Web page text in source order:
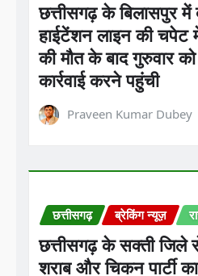
छत्तीसगढ़ के बिलासपुर में
हाईटेंशन लाइन की चपेट
की मौत के बाद गुरुवार
कार्रवाई करने पहुंची
Praveen Kumar Dubey
छत्तीसगढ़ ब्रेकिंग न्यूज़
छत्तीसगढ़ के सक्ती जिले
शराब और चिकन पार्टी